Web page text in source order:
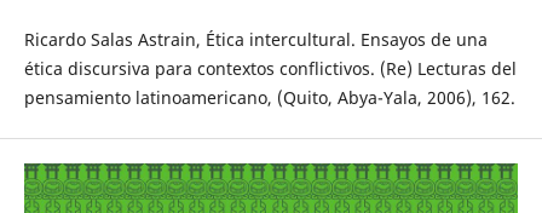
Ricardo Salas Astrain, Ética intercultural. Ensayos de una
ética discursiva para contextos conflictivos. (Re) Lecturas del
pensamiento latinoamericano, (Quito, Abya-Yala, 2006), 162.